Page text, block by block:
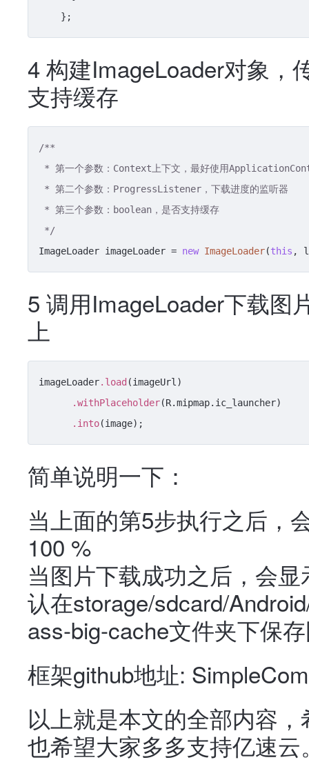
4 构建ImageLoader对象，
支持缓存
/**
*/
ImageLoader imageLoader = new ImageLoader(this ,
5 调用ImageLoader下载图
上
imageLoader.load (imageUrl)
.withPlaceholder(R.mipmap.ic_launcher)
.into
简单说明一下：
当上面的第5步执行之后，
100 %
当图片下载成功之后，会
认在storage/sdcard/
ass-big-cache文件夹下保
框架github地址:
以上就是本文的全部内容
也希望大家多多支持亿速云